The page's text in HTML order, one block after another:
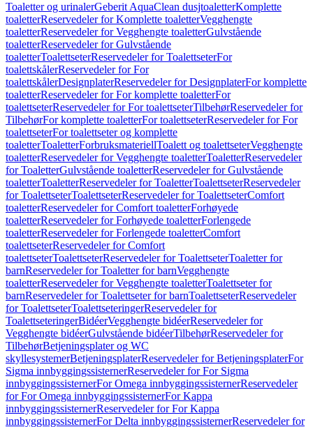
Toaletter og urinalerGeberit AquaClean dusjtoaletterKomplette
toaletterReservedeler for Komplette toaletterVegghengte
toaletterReservedeler for Vegghengte toaletterGulvstående
toaletterReservedeler for Gulvstående
toaletterToalettseterReservedeler for ToalettseterFor
toalettskålerReservedeler for For
toalettskålerDesignplaterReservedeler for DesignplaterFor komplette
toaletterReservedeler for For komplette toaletterFor
toalettseterReservedeler for For toalettseterTilbehørReservedeler for
TilbehørFor komplette toaletterFor toalettseterReservedeler for For
toalettseterFor toalettseter og komplette
toaletterToaletterForbruksmateriellToalett og toalettseterVegghengte
toaletterReservedeler for Vegghengte toaletterToaletterReservedeler
for ToaletterGulvstående toaletterReservedeler for Gulvstående
toaletterToaletterReservedeler for ToaletterToalettseterReservedeler
for ToalettseterToalettseterReservedeler for ToalettseterComfort
toaletterReservedeler for Comfort toaletterForhøyede
toaletterReservedeler for Forhøyede toaletterForlengede
toaletterReservedeler for Forlengede toaletterComfort
toalettseterReservedeler for Comfort
toalettseterToalettseterReservedeler for ToalettseterToaletter for
barnReservedeler for Toaletter for barnVegghengte
toaletterReservedeler for Vegghengte toaletterToalettseter for
barnReservedeler for Toalettseter for barnToalettseterReservedeler
for ToalettseterToalettseteringerReservedeler for
ToalettseteringerBidéerVegghengte bidéerReservedeler for
Vegghengte bidéerGulvstående bidéerTilbehørReservedeler for
TilbehørBetjeningsplater og WC
skyllesystemerBetjeningsplaterReservedeler for BetjeningsplaterFor
Sigma innbyggingssisternerReservedeler for For Sigma
innbyggingssisternerFor Omega innbyggingssisternerReservedeler
for For Omega innbyggingssisternerFor Kappa
innbyggingssisternerReservedeler for For Kappa
innbyggingssisternerFor Delta innbyggingssisternerReservedeler for